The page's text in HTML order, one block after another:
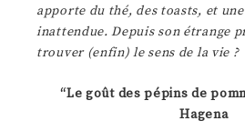
apporte du thé, des toasts, et
inattendue. Depuis son étrange
trouver (enfin) le sens de la vie ?
“Le goût des pépins de
Hagena